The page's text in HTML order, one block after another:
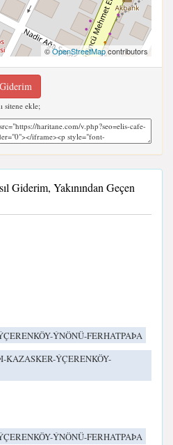
©OpenStreetMapcontributors
sitene ekle;
Giderim, Yakınından Geçen
ÝNÖNÜ-FERHATPAÞA
KAZASKER-ÝÇERENKÖY-
ÝNÖNÜ-FERHATPAÞA